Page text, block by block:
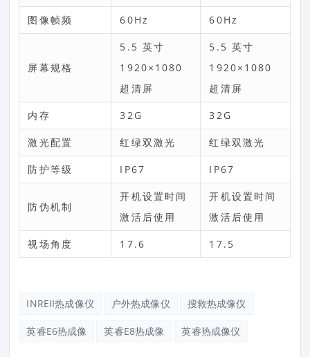
图像帧频 60Hz 60Hz
屏幕规格
5.5 英寸
1920×1080
超清屏
5.5 英寸
1920×1080
超清屏
内存 32G 32G
激光配置 红绿双激光 红绿双激光
防护等级 IP67 IP67
防伪机制
开机设置时间
激活后使用
开机设置时间
激活后使用
视场角度 17.6 17.5
INREII热成像仪 户外热成像仪 搜救热成像仪
英睿E6热成像 英睿E8热成像 英睿热成像仪